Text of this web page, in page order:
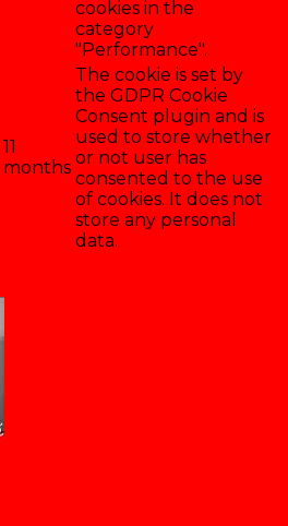
cookies in the
category
"Performance".
11
months
The cookie is set by
the GDPR Cookie
Consent plugin and is
used to store whether
or not user has
consented to the use
of cookies. It does not
store any personal
data.